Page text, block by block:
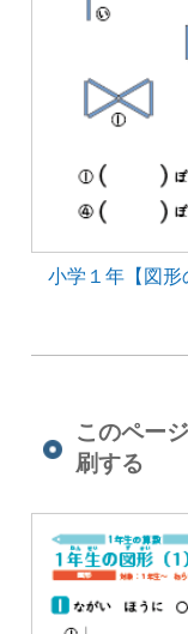
小学１年【図形
このペー
刷する